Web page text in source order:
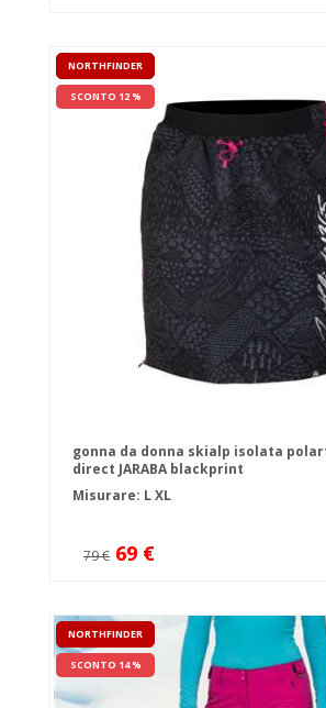
NORTHFINDER
SCONTO 12 %
gonna da donna skialp isolata
direct JARABA blackprint
Misurare: LXL
79 € 69 €
NORTHFINDER
SCONTO 14 %